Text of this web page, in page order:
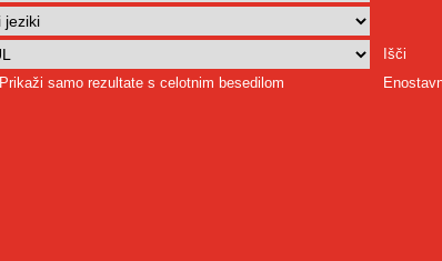
Išči
Prikaži samo rezultate s celotnim besedilom